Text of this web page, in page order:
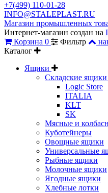
+7(499) 110-01-28
INFO@STALEPLAST.RU
Магазин промышленных
Интернет-магазин создан на
Корзина 0 Фильтр
Каталог
Ящики
Складские
Logic Store
ITALIA
KLT
SK
Мясные и
Куботейнеры
Овощные ящики
Универсальные
Рыбные ящики
Молочные ящики
Ягодные ящики
Хлебные лотки